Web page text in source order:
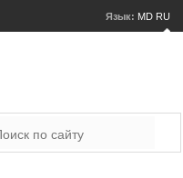
Язык: MD RU